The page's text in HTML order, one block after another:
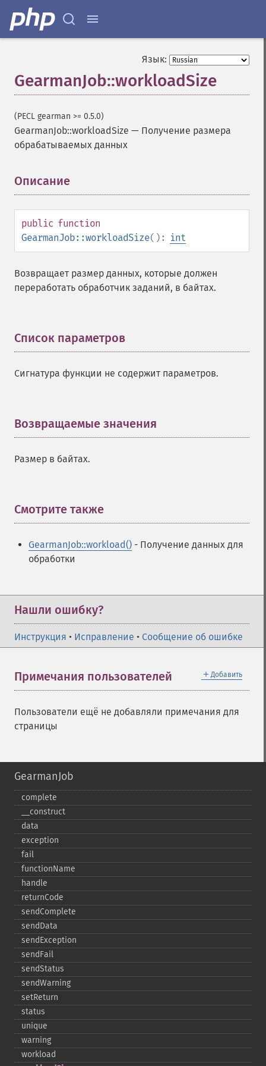
Язык:
GearmanJob::workloadSize
(PECL gearman >= 0.5.0)
GearmanJob::workloadSize — Получение размера
обрабатываемых данных
Описание
public function
GearmanJob::workloadSize(): int
Возвращает размер данных, которые должен
переработать обработчик заданий, в байтах.
Список параметров
Сигнатура функции не содержит параметров.
Возвращаемые значения
Размер в байтах.
Смотрите также
GearmanJob::workload() - Получение данных для
обработки
Нашли ошибку?
Инструкция • Исправление • Сообщение об ошибке
＋ Добавить
Примечания пользователей
Пользователи ещё не добавляли примечания для
страницы
GearmanJob
complete
_​_​construct
data
exception
fail
functionName
handle
returnCode
sendComplete
sendData
sendException
sendFail
sendStatus
sendWarning
setReturn
status
unique
warning
workload